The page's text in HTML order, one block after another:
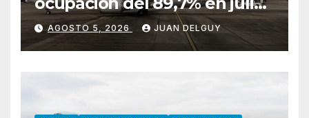
tras aumentar un 17,4% su
tráfico de pasajeros
AGOSTO 5, 2026 JUAN DELGUY